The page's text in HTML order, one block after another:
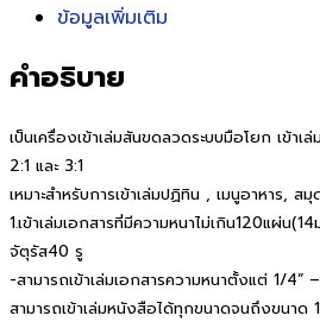
ข้อมูลเพิ่มเติม
คำอธิบาย
เป็นเครื่องเข้าเล่มสันขดลวดระบบมือโยก เข้า
2:1 และ 3:1
เหมาะสำหรับการเข้าเล่มปฏิทิน , เมนูอาหาร,
1.เข้าเล่มเอกสารที่มีความหนาไม่เกิน120แผ่น
จัตุรัส40 รู
-สามารถเข้าเล่มเอกสารความหนาตั้งแต่ 1/
สามารถเข้าเล่มหนังสือได้ทุกขนาดจนถึงขนาด